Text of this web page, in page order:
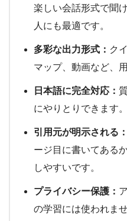
楽しい会話形式で聞
人にも最適です。
多彩な出力形式： ク
マップ、動画など、
日本語に完全対応：
にやりとりできます。
引用元が明示される：
ージ目に書いてある
しやすいです。
プライバシー保護：
の学習には使われま